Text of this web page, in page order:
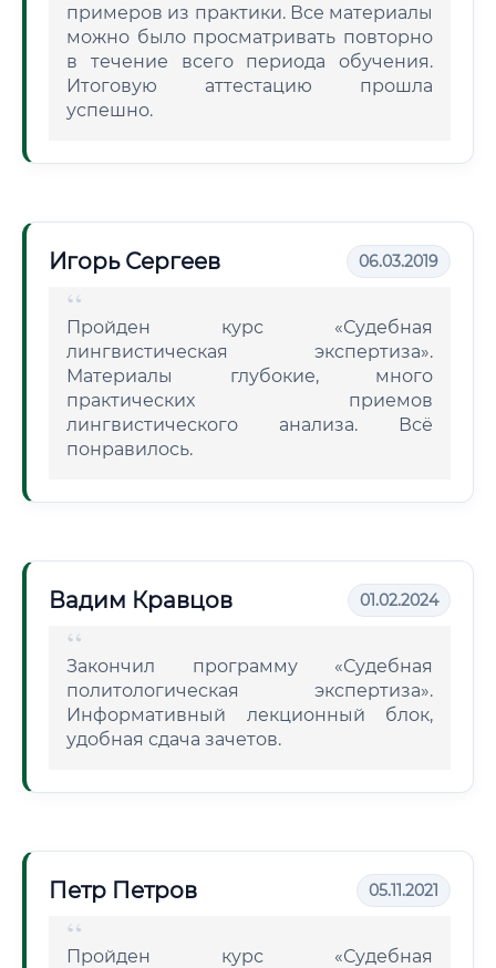
примеров из практики. Все материалы
можно было просматривать повторно
в течение всего периода обучения.
Итоговую аттестацию прошла
успешно.
Игорь Сергеев 06.03.2019
Пройден курс «Судебная
лингвистическая экспертиза».
Материалы глубокие, много
практических приемов
лингвистического анализа. Всё
понравилось.
Вадим Кравцов 01.02.2024
Закончил программу «Судебная
политологическая экспертиза».
Информативный лекционный блок,
удобная сдача зачетов.
Петр Петров 05.11.2021
Пройден курс «Судебная